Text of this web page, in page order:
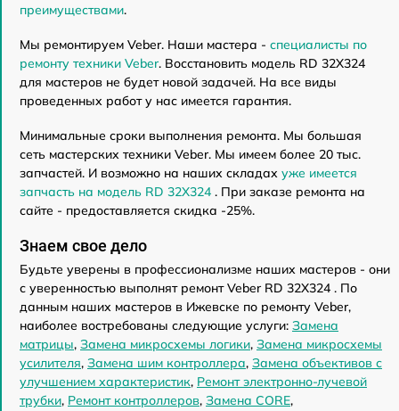
преимуществами.
Мы ремонтируем Veber. Наши мастера - специалисты по
ремонту техники Veber. Восстановить модель RD 32X324
для мастеров не будет новой задачей. На все виды
проведенных работ у нас имеется гарантия.
Минимальные сроки выполнения ремонта. Мы большая
сеть мастерских техники Veber. Мы имеем более 20 тыс.
запчастей. И возможно на наших складах уже имеется
запчасть на модель RD 32X324 . При заказе ремонта на
сайте - предоставляется скидка -25%.
Знаем свое дело
Будьте уверены в профессионализме наших мастеров - они
с уверенностью выполнят ремонт Veber RD 32X324 . По
данным наших мастеров в Ижевске по ремонту Veber,
наиболее востребованы следующие услуги: Замена
матрицы, Замена микросхемы логики, Замена микросхемы
усилителя, Замена шим контроллера, Замена объективов с
улучшением характеристик, Ремонт электронно-лучевой
трубки, Ремонт контроллеров, Замена CORE,